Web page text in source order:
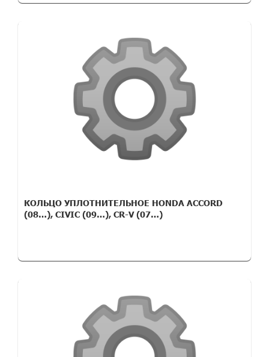
КОЛЬЦО УПЛОТНИТЕЛЬНОЕ HONDA ACCORD
(08…), CIVIC (09…), CR-V (07…)